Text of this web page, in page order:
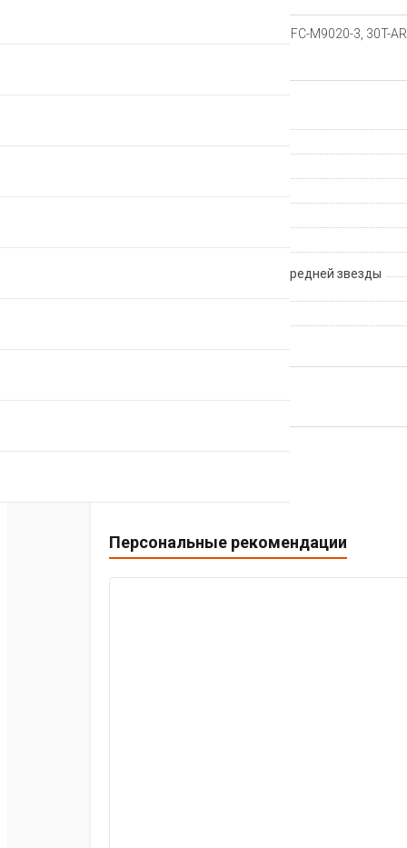
Звезда передняя для Shimano FC-M9020-3, 30T-AR
Производитель
Группа компонентов
Количество зубов
Количество скоростей для передней звезды
BCD
ВЕРНУТЬСЯ НАЗАД
Персональные рекомендации